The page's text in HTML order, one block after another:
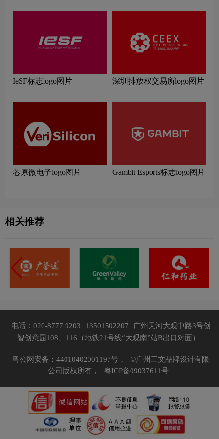
IeSF标志logo图片 深圳排放权交易所logo图片
芯原微电子logo图片 Gambit Esports标志logo图片
相关推荐
电话：020-8777 9203 13501502207
广州天河大观中路3号创
智创意园108、116（地铁21号线“大观南”站B出口对面）
粤公网安备：44010402001197号，
©广州三文品牌设计有限
公司版权所有，
粤ICP备09037611号